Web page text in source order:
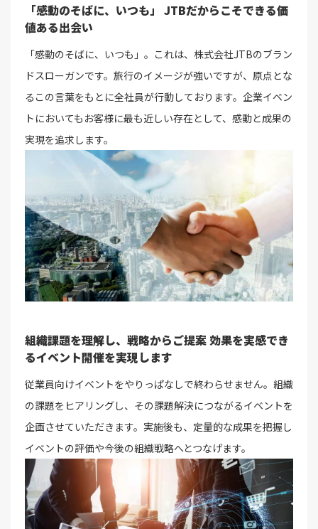
「感動のそばに、いつも」 JTBだからこそできる価
値ある出会い
「感動のそばに、いつも」。これは、株式会社JTBのブラン
ドスローガンです。旅行のイメージが強いですが、原点とな
るこの言葉をもとに全社員が行動しております。企業イベン
トにおいてもお客様に最も近しい存在として、感動と成果の
実現を追求します。
組織課題を理解し、戦略からご提案効果を実感でき
るイベント開催を実現します
従業員向けイベントをやりっぱなしで終わらせません。組織
の課題をヒアリングし、その課題解決につながるイベントを
企画させていただきます。実施後も、定量的な成果を把握し
イベントの評価や今後の組織戦略へとつなげます。